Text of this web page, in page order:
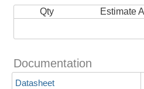
Qty Estimate
Documentation
Datasheet